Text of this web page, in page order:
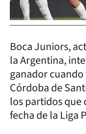
Boca Juniors,
la Argentina,
ganador
Córdoba de
los partidos que
fecha de la Liga